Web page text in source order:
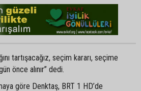
tartışacağız, seçim kararı, seçime
önce alınır” dedi.
göre Denktaş, BRT 1 HD’de